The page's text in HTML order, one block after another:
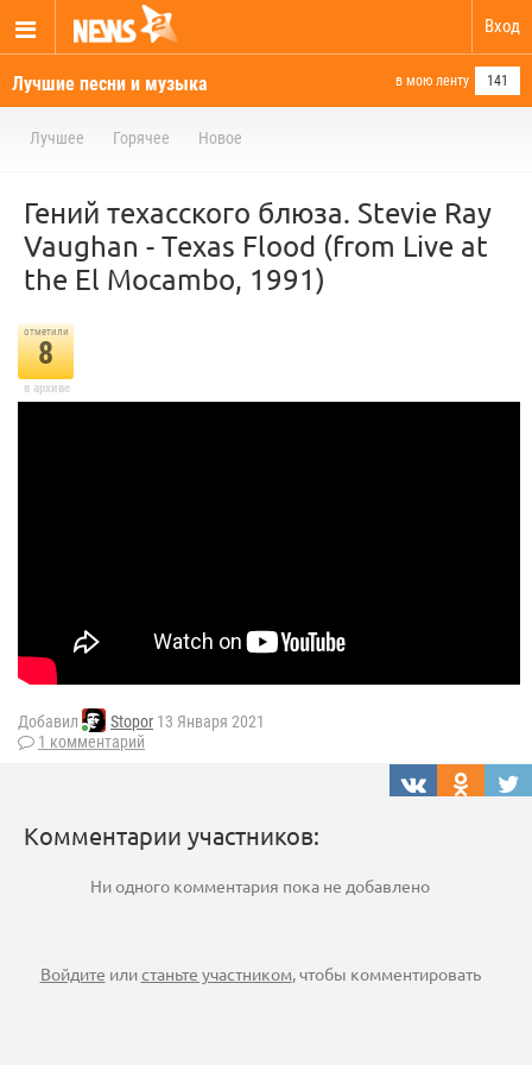
Вход
Лучшие песни и музыка в мою ленту 141
Лучшее Горячее Новое
Гений техасского блюза. Stevie Ray
Vaughan - Texas Flood (from Live at
the El Mocambo, 1991)
отметили
8
в архиве
Добавил Stopor 13 Января 2021
1 комментарий
Комментарии участников:
Ни одного комментария пока не добавлено
Войдите илистаньте участником, чтобы комментировать